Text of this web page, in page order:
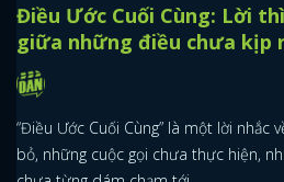
Điều Ước Cuối Cùng: Lời
giữa những điều chưa kịp
“Điều Ước Cuối Cùng” là một lời nhắc
bỏ, những cuộc gọi chưa thực hiện,